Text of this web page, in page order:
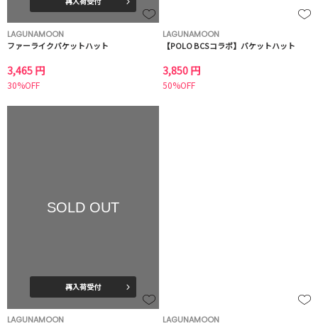
LAGUNAMOON
ファーライクバケットハット
3,465 円
30%OFF
LAGUNAMOON
【POLO BCSコラボ】バケットハット
3,850 円
50%OFF
SOLD OUT
再入荷受付
LAGUNAMOON
LAGUNAMOON